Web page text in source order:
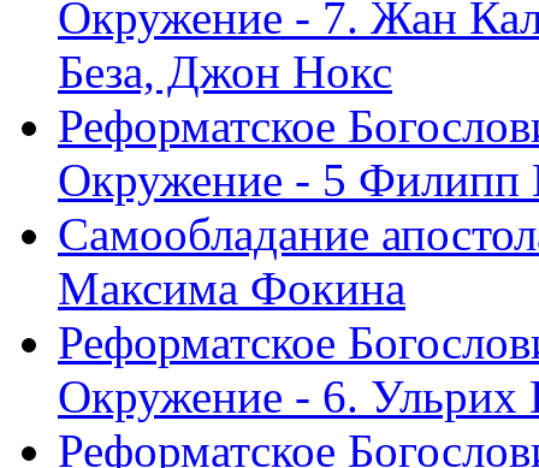
Окружение - 7. Жан
Беза, Джон Нокс
Реформатское
Окружение - 5 Филипп
Самообладание
Максима Фокина
Реформатское
Окружение - 6. Ульрих
Реформатское